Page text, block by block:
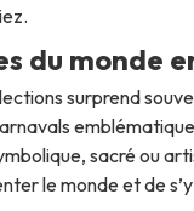
.
du monde
surprend
sacré ou
le monde et de